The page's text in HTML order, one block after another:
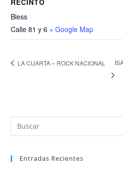
Bless
Calle 81 y 6 + Google Map
LA CUARTA – ROCK NACIONAL
Entradas Recientes